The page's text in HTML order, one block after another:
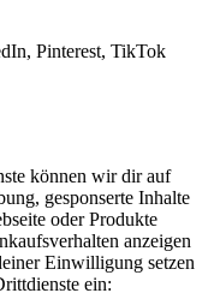
Pinterest, TikTok
können wir dir auf
gesponserte Inhalte
oder Produkte
anzeigen
Einwilligung setzen
ein: